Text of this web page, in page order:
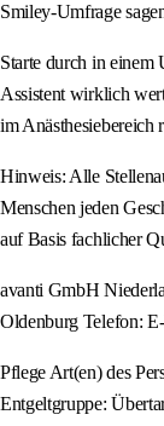
Smiley-Umfrage
Starte durch in einem
Assistent wirklich
im Anästhesiebereich
Hinweis: Alle
Menschen jeden
auf Basis fachlicher
avanti GmbH
Oldenburg Telefon:
Pflege Art(en) des
Entgeltgruppe: